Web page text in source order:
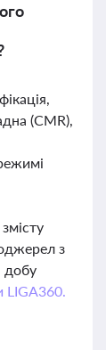
(CMR),
з
добу
LIGA360.